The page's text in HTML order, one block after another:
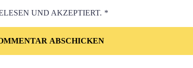
UND AKZEPTIERT. *